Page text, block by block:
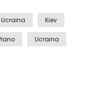
un incendio
Ucraina Kiev
Ucraina